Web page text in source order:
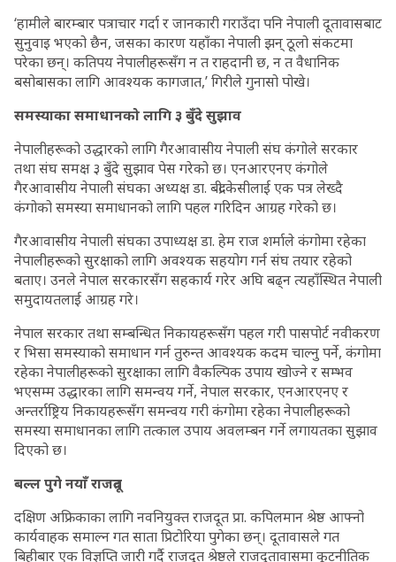
‘हामीले बारम्बार पत्राचार गर्दा र जानकारी गराउँदा पनि नेपाली दूतावासबाट
सुनुवाइ भएको छैन, जसका कारण यहाँका नेपाली झन् ठूलो संकटमा
परेका छन्। कतिपय नेपालीहरूसँग न त राहदानी छ, न त वैधानिक
बसोबासका लागि आवश्यक कागजात,’ गिरीले गुनासो पोखे।
समस्याका समाधानको लागि ३ बुँदे सुझाव
नेपालीहरूको उद्धारको लागि गैरआवासीय नेपाली संघ कंगोले सरकार
तथा संघ समक्ष ३ बुँदे सुझाव पेस गरेको छ। एनआरएनए कंगोले
गैरआवासीय नेपाली संघका अध्यक्ष डा. बद्री केसीलाई एक पत्र लेख्दै
कंगोको समस्या समाधानको लागि पहल गरिदिन आग्रह गरेको छ।
गैरआवासीय नेपाली संघका उपाध्यक्ष डा. हेम राज शर्माले कंगोमा रहेका
नेपालीहरूको सुरक्षाको लागि अवश्यक सहयोग गर्न संघ तयार रहेको
बताए। उनले नेपाल सरकारसँग सहकार्य गरेर अघि बढ्न त्यहाँस्थित नेपाली
समुदायतलाई आग्रह गरे।
नेपाल सरकार तथा सम्बन्धित निकायहरूसँग पहल गरी पासपोर्ट नवीकरण
र भिसा समस्याको समाधान गर्न तुरुन्त आवश्यक कदम चाल्नु पर्ने, कंगोमा
रहेका नेपालीहरूको सुरक्षाका लागि वैकल्पिक उपाय खोज्ने र सम्भव
भएसम्म उद्धारका लागि समन्वय गर्ने, नेपाल सरकार, एनआरएनए र
अन्तर्राष्ट्रिय निकायहरूसँग समन्वय गरी कंगोमा रहेका नेपालीहरूको
समस्या समाधानका लागि तत्काल उपाय अवलम्बन गर्ने लगायतका सुझाव
दिएको छ।
बल्ल पुगे नयाँ राजदूत
दक्षिण अफ्रिकाका लागि नवनियुक्त राजदूत प्रा. कपिलमान श्रेष्ठ आफ्नो
कार्यवाहक समाल्न गत साता प्रिटोरिया पुगेका छन्। दूतावासले गत
बिहीबार एक विज्ञप्ति जारी गर्दै राजदूत श्रेष्ठले राजदूतावासमा कूटनीतिक